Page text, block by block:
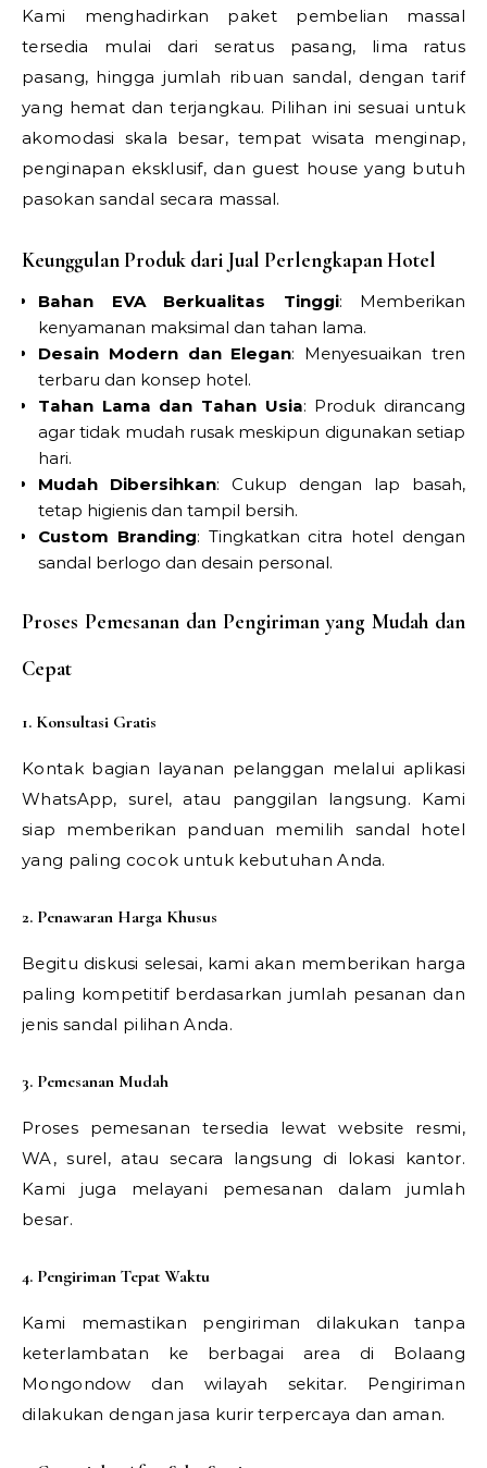
Kami menghadirkan paket pembelian massal
tersedia mulai dari seratus pasang, lima ratus
pasang, hingga jumlah ribuan sandal, dengan tarif
yang hemat dan terjangkau. Pilihan ini sesuai untuk
akomodasi skala besar, tempat wisata menginap,
penginapan eksklusif, dan guest house yang butuh
pasokan sandal secara massal.
Keunggulan Produk dari Jual Perlengkapan Hotel
Bahan EVA Berkualitas Tinggi: Memberikan
kenyamanan maksimal dan tahan lama.
Desain Modern dan Elegan: Menyesuaikan tren
terbaru dan konsep hotel.
Tahan Lama dan Tahan Usia: Produk dirancang
agar tidak mudah rusak meskipun digunakan setiap
hari.
Mudah Dibersihkan: Cukup dengan lap basah,
tetap higienis dan tampil bersih.
Custom Branding: Tingkatkan citra hotel dengan
sandal berlogo dan desain personal.
Proses Pemesanan dan Pengiriman yang Mudah dan
Cepat
1. Konsultasi Gratis
Kontak bagian layanan pelanggan melalui aplikasi
WhatsApp, surel, atau panggilan langsung. Kami
siap memberikan panduan memilih sandal hotel
yang paling cocok untuk kebutuhan Anda.
2. Penawaran Harga Khusus
Begitu diskusi selesai, kami akan memberikan harga
paling kompetitif berdasarkan jumlah pesanan dan
jenis sandal pilihan Anda.
3. Pemesanan Mudah
Proses pemesanan tersedia lewat website resmi,
WA, surel, atau secara langsung di lokasi kantor.
Kami juga melayani pemesanan dalam jumlah
besar.
4. Pengiriman Tepat Waktu
Kami memastikan pengiriman dilakukan tanpa
keterlambatan ke berbagai area di Bolaang
Mongondow dan wilayah sekitar. Pengiriman
dilakukan dengan jasa kurir terpercaya dan aman.